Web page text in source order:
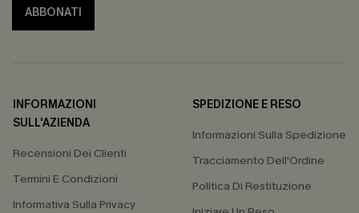
ABBONATI
INFORMAZIONI
SULL'AZIENDA
Recensioni Dei Clienti
Termini E Condizioni
Informativa Sulla Privacy
SPEDIZIONE E RESO
Informazioni Sulla Spedizione
Tracciamento Dell'Ordine
Politica Di Restituzione